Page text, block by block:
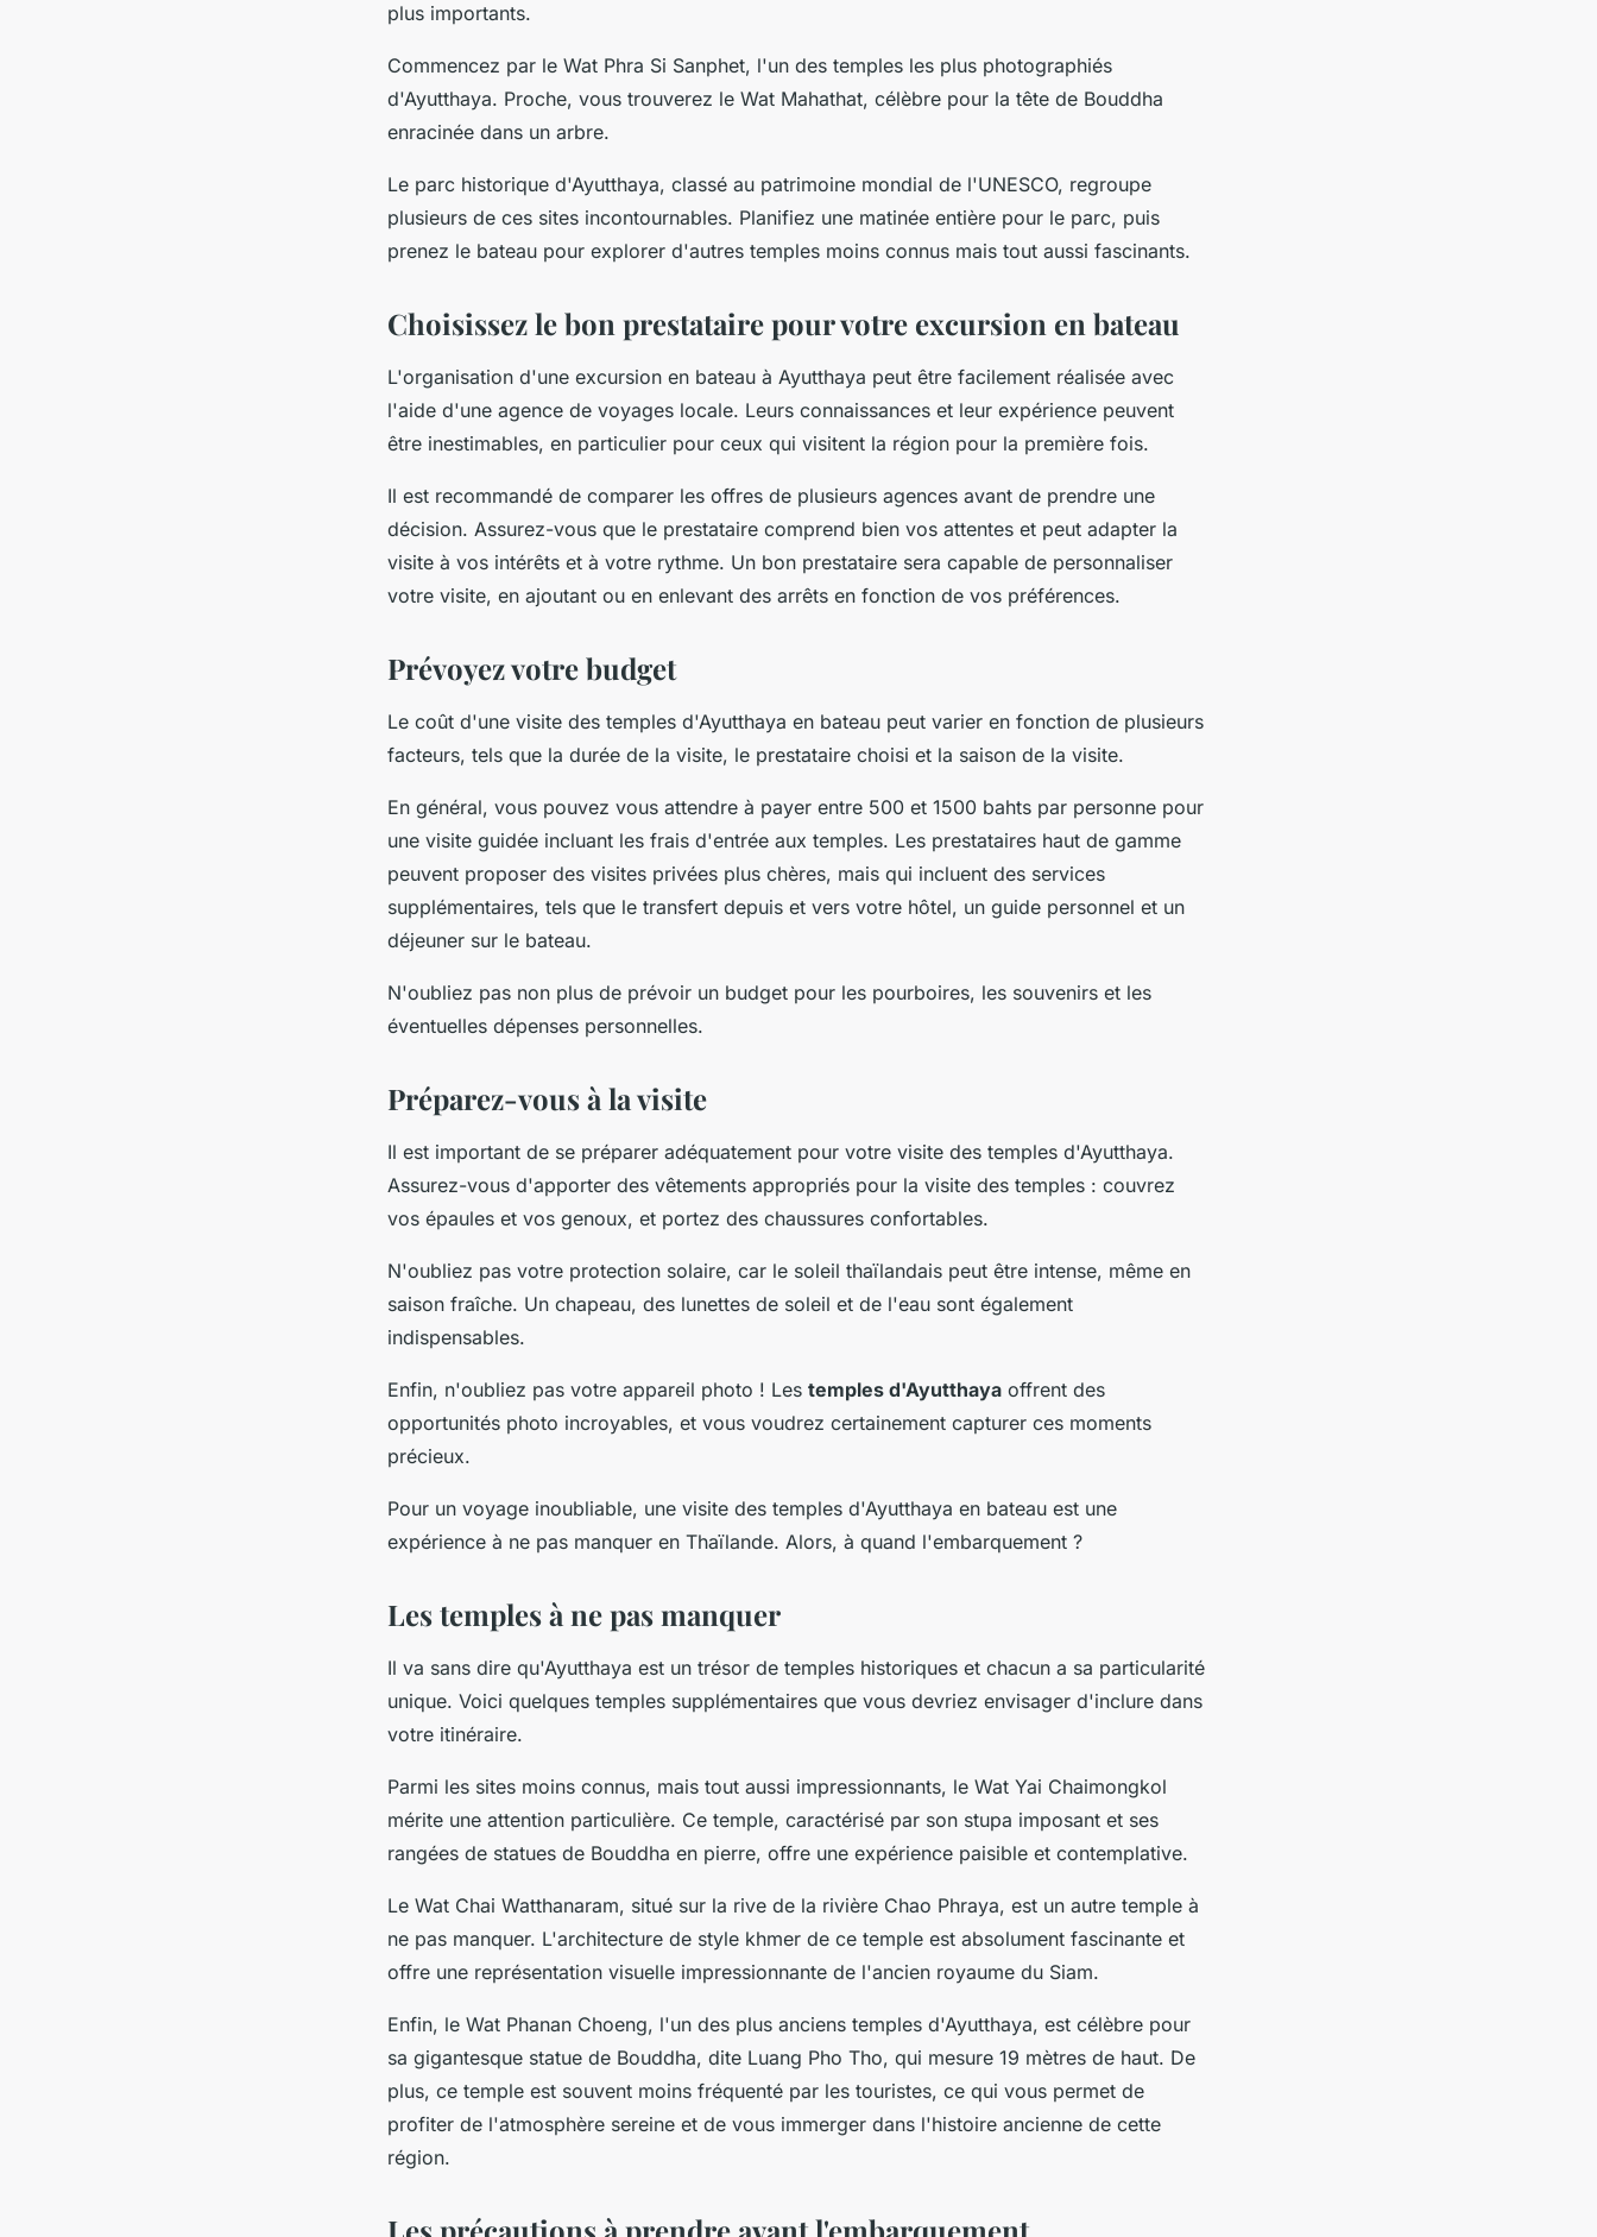
plus importants.
Commencez par le Wat Phra Si Sanphet, l'un des temples les plus photographiés
d'Ayutthaya. Proche, vous trouverez le Wat Mahathat, célèbre pour la tête de Bouddha
enracinée dans un arbre.
Le parc historique d'Ayutthaya, classé au patrimoine mondial de l'UNESCO, regroupe
plusieurs de ces sites incontournables. Planifiez une matinée entière pour le parc, puis
prenez le bateau pour explorer d'autres temples moins connus mais tout aussi fascinants.
Choisissez le bon prestataire pour votre excursion en bateau
L'organisation d'une excursion en bateau à Ayutthaya peut être facilement réalisée avec
l'aide d'une agence de voyages locale. Leurs connaissances et leur expérience peuvent
être inestimables, en particulier pour ceux qui visitent la région pour la première fois.
Il est recommandé de comparer les offres de plusieurs agences avant de prendre une
décision. Assurez-vous que le prestataire comprend bien vos attentes et peut adapter la
visite à vos intérêts et à votre rythme. Un bon prestataire sera capable de personnaliser
votre visite, en ajoutant ou en enlevant des arrêts en fonction de vos préférences.
Prévoyez votre budget
Le coût d'une visite des temples d'Ayutthaya en bateau peut varier en fonction de plusieurs
facteurs, tels que la durée de la visite, le prestataire choisi et la saison de la visite.
En général, vous pouvez vous attendre à payer entre 500 et 1500 bahts par personne pour
une visite guidée incluant les frais d'entrée aux temples. Les prestataires haut de gamme
peuvent proposer des visites privées plus chères, mais qui incluent des services
supplémentaires, tels que le transfert depuis et vers votre hôtel, un guide personnel et un
déjeuner sur le bateau.
N'oubliez pas non plus de prévoir un budget pour les pourboires, les souvenirs et les
éventuelles dépenses personnelles.
Préparez-vous à la visite
Il est important de se préparer adéquatement pour votre visite des temples d'Ayutthaya.
Assurez-vous d'apporter des vêtements appropriés pour la visite des temples : couvrez
vos épaules et vos genoux, et portez des chaussures confortables.
N'oubliez pas votre protection solaire, car le soleil thaïlandais peut être intense, même en
saison fraîche. Un chapeau, des lunettes de soleil et de l'eau sont également
indispensables.
Enfin, n'oubliez pas votre appareil photo ! Les temples d'Ayutthaya offrent des
opportunités photo incroyables, et vous voudrez certainement capturer ces moments
précieux.
Pour un voyage inoubliable, une visite des temples d'Ayutthaya en bateau est une
expérience à ne pas manquer en Thaïlande. Alors, à quand l'embarquement ?
Les temples à ne pas manquer
Il va sans dire qu'Ayutthaya est un trésor de temples historiques et chacun a sa particularité
unique. Voici quelques temples supplémentaires que vous devriez envisager d'inclure dans
votre itinéraire.
Parmi les sites moins connus, mais tout aussi impressionnants, le Wat Yai Chaimongkol
mérite une attention particulière. Ce temple, caractérisé par son stupa imposant et ses
rangées de statues de Bouddha en pierre, offre une expérience paisible et contemplative.
Le Wat Chai Watthanaram, situé sur la rive de la rivière Chao Phraya, est un autre temple à
ne pas manquer. L'architecture de style khmer de ce temple est absolument fascinante et
offre une représentation visuelle impressionnante de l'ancien royaume du Siam.
Enfin, le Wat Phanan Choeng, l'un des plus anciens temples d'Ayutthaya, est célèbre pour
sa gigantesque statue de Bouddha, dite Luang Pho Tho, qui mesure 19 mètres de haut. De
plus, ce temple est souvent moins fréquenté par les touristes, ce qui vous permet de
profiter de l'atmosphère sereine et de vous immerger dans l'histoire ancienne de cette
région.